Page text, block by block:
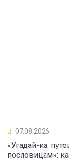
07.08.2026
«Угадай-ка:
пословицам»: